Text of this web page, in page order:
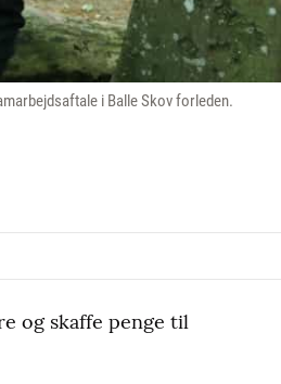
i Balle Skov forleden.
og skaffe penge til